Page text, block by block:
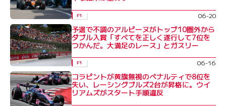
F1 06-20
予選で不調のアルピーヌがトップ10圏外から
ダブル入賞「すべてを正しく遂行して7位を
つかんだ。大満足のレース」とガスリー
F1 06-16
コラピントが黄旗無視のペナルティで8位を
失い、レーシングブルズ2台が昇格に。ウイ
リアムズがスタート手順違反